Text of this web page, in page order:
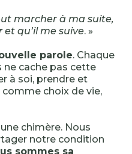
marcher à ma suite,
et qu’il me suive. »
parole. Chaque
ne cache pas cette
à soi, prendre et
comme choix de vie,
chimère. Nous
notre condition
sommes sa